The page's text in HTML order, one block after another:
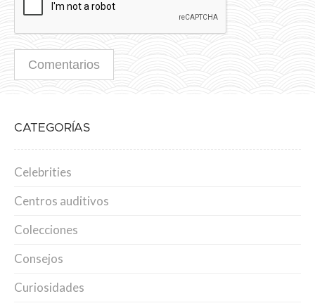
CATEGORÍAS
Celebrities
Centros auditivos
Colecciones
Consejos
Curiosidades